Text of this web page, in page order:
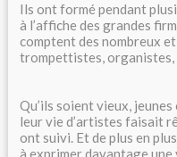
Ils ont formé pendant
à l’affiche des grandes
comptent des nombreux
trompettistes, organistes,
Qu’ils soient vieux,
leur vie d’artistes faisait
ont suivi. Et de plus en
à exprimer davantage une